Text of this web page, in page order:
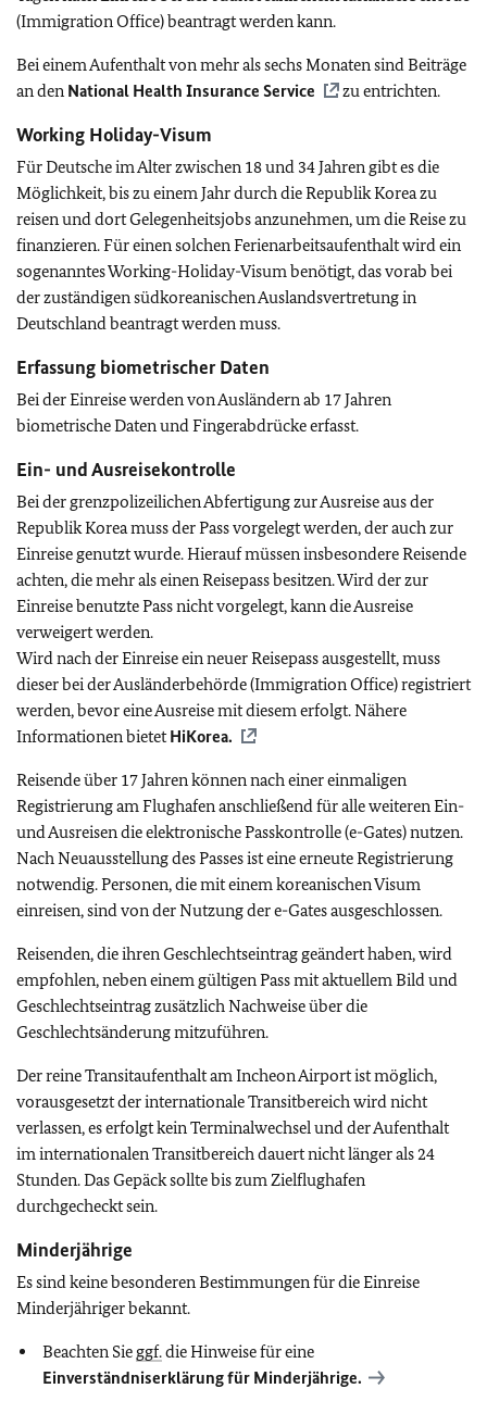
(Immigration Office) beantragt werden kann.
Bei einem Aufenthalt von mehr als sechs Monaten sind Beiträge
an den National Health Insurance Service zu entrichten.
Working Holiday-Visum
Für Deutsche im Alter zwischen 18 und 34 Jahren gibt es die
Möglichkeit, bis zu einem Jahr durch die Republik Korea zu
reisen und dort Gelegenheitsjobs anzunehmen, um die Reise zu
finanzieren. Für einen solchen Ferienarbeitsaufenthalt wird ein
sogenanntes Working-Holiday-Visum benötigt, das vorab bei
der zuständigen südkoreanischen Auslandsvertretung in
Deutschland beantragt werden muss.
Erfassung biometrischer Daten
Bei der Einreise werden von Ausländern ab 17 Jahren
biometrische Daten und Fingerabdrücke erfasst.
Ein- und Ausreisekontrolle
Bei der grenzpolizeilichen Abfertigung zur Ausreise aus der
Republik Korea muss der Pass vorgelegt werden, der auch zur
Einreise genutzt wurde. Hierauf müssen insbesondere Reisende
achten, die mehr als einen Reisepass besitzen. Wird der zur
Einreise benutzte Pass nicht vorgelegt, kann die Ausreise
verweigert werden.
Wird nach der Einreise ein neuer Reisepass ausgestellt, muss
dieser bei der Ausländerbehörde (Immigration Office) registriert
werden, bevor eine Ausreise mit diesem erfolgt. Nähere
Informationen bietetHiKorea.
Reisende über 17 Jahren können nach einer einmaligen
Registrierung am Flughafen anschließend für alle weiteren Ein-
und Ausreisen die elektronische Passkontrolle (e-Gates) nutzen.
Nach Neuausstellung des Passes ist eine erneute Registrierung
notwendig. Personen, die mit einem koreanischen Visum
einreisen, sind von der Nutzung der e-Gates ausgeschlossen.
Reisenden, die ihren Geschlechtseintrag geändert haben, wird
empfohlen, neben einem gültigen Pass mit aktuellem Bild und
Geschlechtseintrag zusätzlich Nachweise über die
Geschlechtsänderung mitzuführen.
Der reine Transitaufenthalt am Incheon Airport ist möglich,
vorausgesetzt der internationale Transitbereich wird nicht
verlassen, es erfolgt kein Terminalwechsel und der Aufenthalt
im internationalen Transitbereich dauert nicht länger als 24
Stunden. Das Gepäck sollte bis zum Zielflughafen
durchgecheckt sein.
Minderjährige
Es sind keine besonderen Bestimmungen für die Einreise
Minderjähriger bekannt.
Beachten Sie ggf.die Hinweise für eine
Einverständniserklärung für Minderjährige.